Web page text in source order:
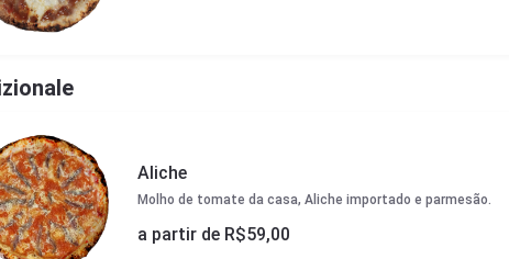
Aliche
Molho de tomate da casa, Aliche importado e parmesão.
a partir de R$59,00